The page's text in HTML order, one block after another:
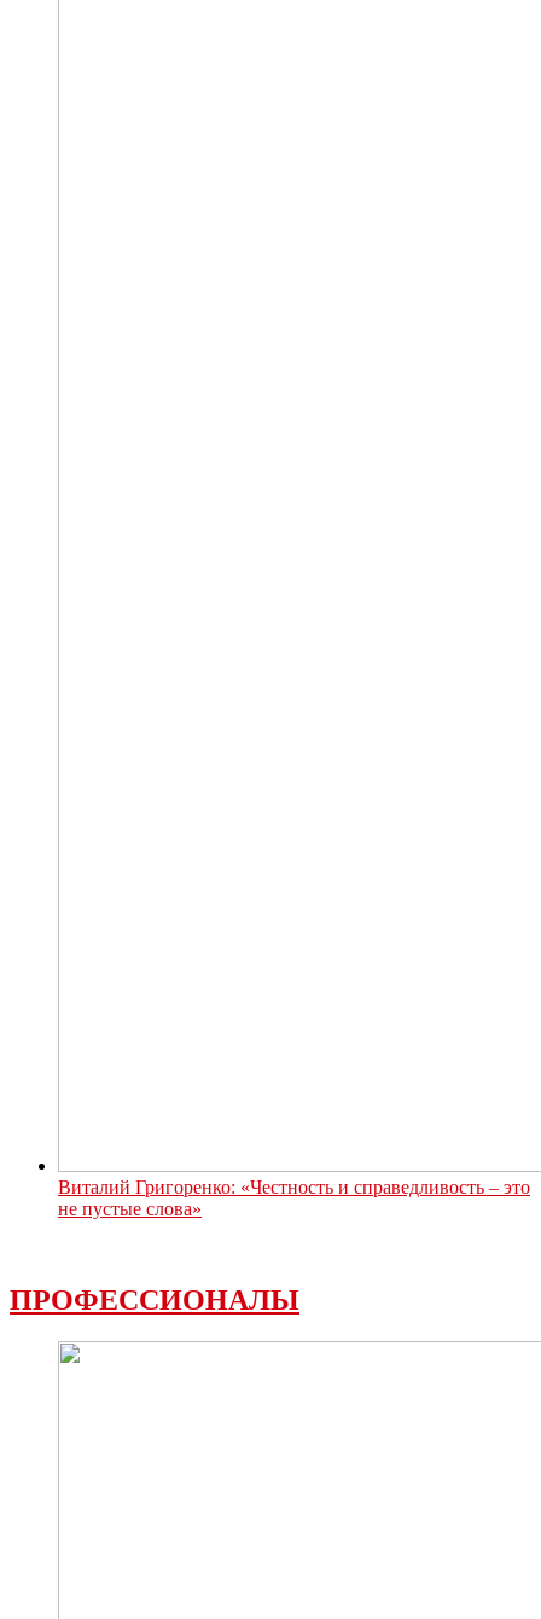
Виталий Григоренко: «Честность и справедливость – это
не пустые слова»
ПРОФЕССИОНАЛЫ